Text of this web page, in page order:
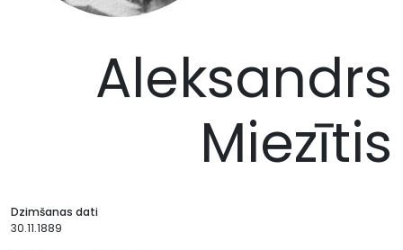
Aleksandrs
Miezītis
Dzimšanas dati
30.11.1889